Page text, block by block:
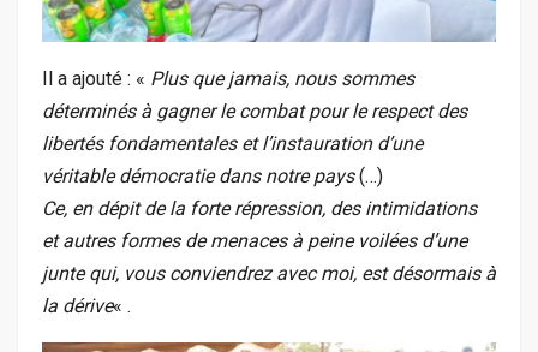
Il a ajouté : « Plus que jamais, nous sommes
déterminés à gagner le combat pour le respect des
libertés fondamentales et l’instauration d’une
véritable démocratie dans notre pays(…)
Ce, en dépit de la forte répression, des intimidations
et autres formes de menaces à peine voilées d’une
junte qui, vous conviendrez avec moi, est désormais à
la dérive« .